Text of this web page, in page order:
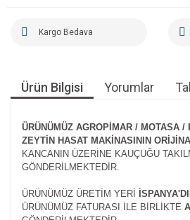
Kargo Bedava
Ürün Bilgisi Yorumlar
ÜRÜNÜMÜZ AGROPİMAR / MOTASA /
ZEYTİN HASAT MAKİNASININ
KANCANIN ÜZERİNE KAUÇUĞU
GÖNDERİLMEKTEDİR.
ÜRÜNÜMÜZ ÜRETİM YERİ
ÜRÜNÜMÜZ FATURASI İLE BİRLİKTE